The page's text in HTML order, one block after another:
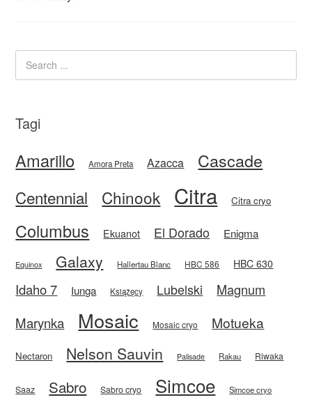
Tagi
Amarillo Amora Preta Azacca Cascade
Centennial Chinook Citra Citra cryo
Columbus Ekuanot El Dorado Enigma
Equinox Galaxy Hallertau Blanc HBC 586 HBC 630
Idaho 7 Iunga Książęcy Lubelski
Magnum
Marynka
Mosaic Mosaic cryo Motueka
Nectaron Nelson Sauvin Palisade Rakau Riwaka
Saaz Sabro Sabro cryo Simcoe Simcoe cryo